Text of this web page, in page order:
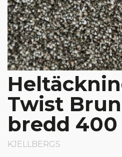
Twist
bredd 400
KJELLBERGS